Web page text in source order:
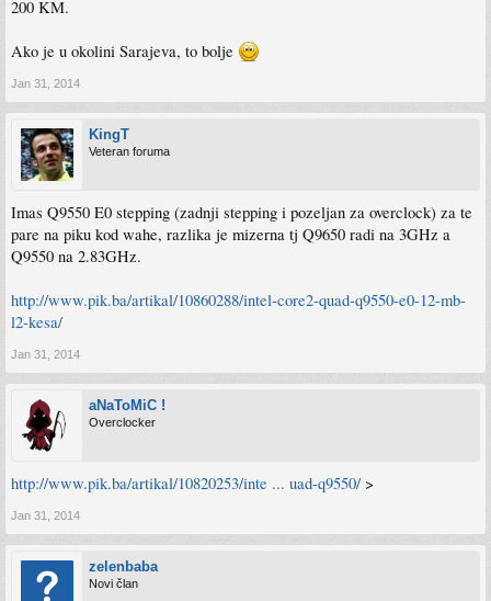
200 KM.
Ako je u okolini Sarajeva, to bolje
Jan 31, 2014
KingT
Veteran foruma
Imas Q9550 E0 stepping (zadnji stepping i pozeljan za overclock) za te
pare na piku kod wahe, razlika je mizerna tj Q9650 radi na 3GHz a
Q9550 na 2.83GHz.
http://www.pik.ba/artikal/10860288/intel-core2-quad-q9550-e0-12-mb-
l2-kesa/
Jan 31, 2014
aNaToMiC !
Overclocker
http://www.pik.ba/artikal/10820253/inte ... uad-q9550/ >
Jan 31, 2014
zelenbaba
Novi član